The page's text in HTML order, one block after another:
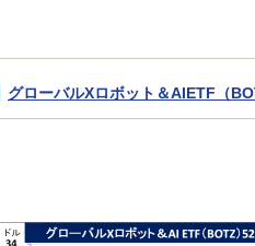
グローバルXロボット＆AIETF（